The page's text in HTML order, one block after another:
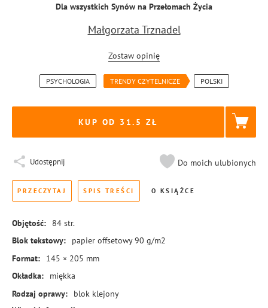
Dla wszystkich Synów na Przełomach Życia
Małgorzata Trznadel
Zostaw opinię
PSYCHOLOGIA TRENDY CZYTELNICZE POLSKI
KUP OD 31.5
Udostępnij Do moich ulubionych
PRZECZYTAJ SPIS TREŚCI O KSIĄŻCE
Objętość: 84 str.
Blok tekstowy:
papier offsetowy 90 g/m2
Format:
145 × 205 mm
Okładka:
miękka
Rodzaj oprawy:
blok klejony